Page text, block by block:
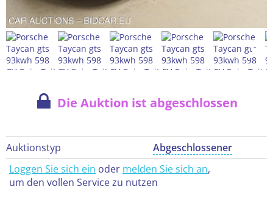
Die Auktion ist abgeschlossen
Auktionstyp
Abgeschlossener
Loggen Sie sich ein oder melden Sie sich an,
um den vollen Service zu nutzen